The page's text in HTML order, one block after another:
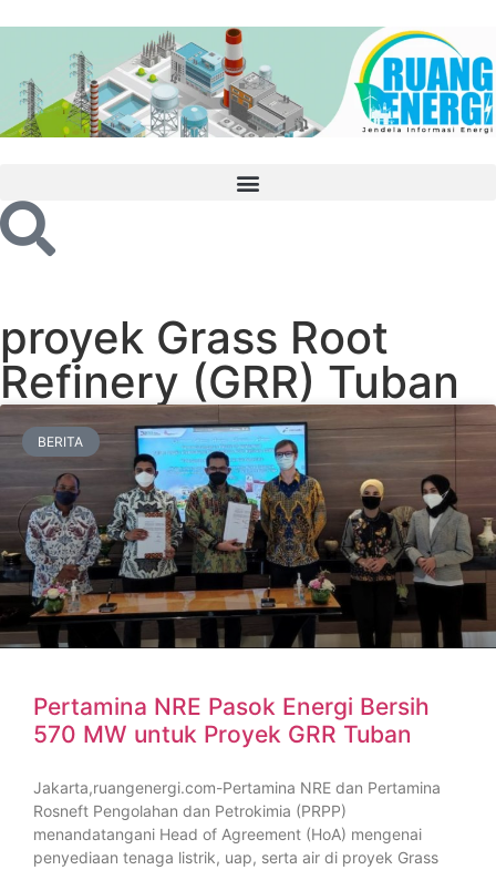
proyek Grass Root
Refinery (GRR) Tuban
BERITA
Pertamina NRE Pasok Energi Bersih
570 MW untuk Proyek GRR Tuban
Jakarta,ruangenergi.com-Pertamina NRE dan Pertamina
Rosneft Pengolahan dan Petrokimia (PRPP)
menandatangani Head of Agreement (HoA) mengenai
penyediaan tenaga listrik, uap, serta air di proyek Grass